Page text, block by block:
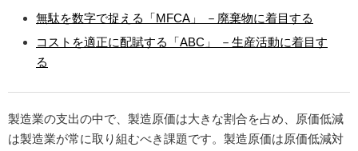
無駄を数字で捉える「MFCA」 －廃棄物に着目する
コストを適正に配賦する「ABC」 －生産活動に着目す
る
製造業の支出の中で、製造原価は大きな割合を占め、原価低減
は製造業が常に取り組むべき課題です。製造原価は原価低減対